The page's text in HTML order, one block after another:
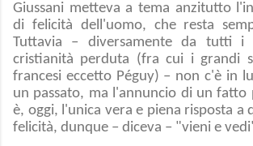
Giussani metteva a tema anzitutto
di felicità dell'uomo, che resta
Tuttavia – diversamente da tutti i
cristianità perduta (fra cui i grandi
francesi eccetto Péguy) – non c'è in
un passato, ma l'annuncio di un fatto
è, oggi, l'unica vera e piena risposta a
felicità, dunque – diceva – "vieni e